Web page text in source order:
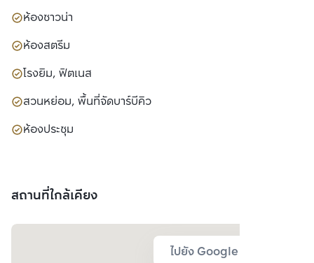
ห้องซาวน่า
ห้องสตรีม
โรงยิม, ฟิตเนส
สวนหย่อม, พื้นที่จัดบาร์บีคิว
ห้องประชุม
สถานที่ใกล้เคียง
ไปยัง Google Map